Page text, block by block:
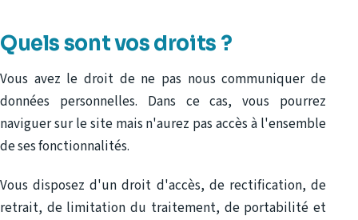
Quels sont vos droits ?
Vous avez le droit de ne pas nous communiquer de
données personnelles. Dans ce cas, vous pourrez
naviguer sur le site mais n'aurez pas accès à l'ensemble
de ses fonctionnalités.
Vous disposez d'un droit d'accès, de rectification, de
retrait, de limitation du traitement, de portabilité et